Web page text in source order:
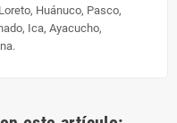
Huánuco, Pasco,
Ica, Ayacucho,